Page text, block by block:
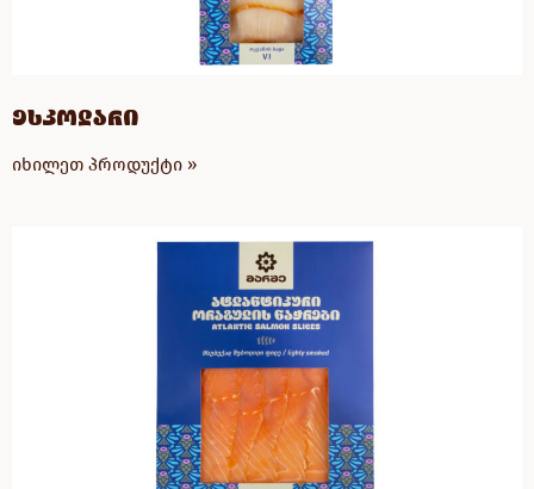
ესკოლარი
იხილეთ პროდუქტი »